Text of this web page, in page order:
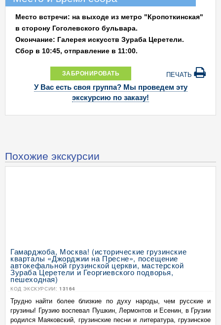
Место встречи: на выходе из метро "Кропоткинская"
в сторону Гоголевского бульвара.
Окончание: Галерея искусств Зураба Церетели.
Cбор в 10:45, отправление в 11:00.
ЗАБРОНИРОВАТЬ ПЕЧАТЬ
У Вас есть своя группа? Мы проведем эту
экскурсию по заказу!
Похожие экскурсии
Гамарджоба, Москва! (исторические грузинские
кварталы «Джорджии на Пресне», посещение
автокефальной грузинской церкви, мастерской
Зураба Церетели и Георгиевского подворья,
пешеходная)
КОД ЭКСКУРСИИ: 13164
Трудно найти более близкие по духу народы, чем русские и
грузины! Грузию воспевал Пушкин, Лермонтов и Есенин, в Грузии
родился Маяковский, грузинские песни и литература, грузинское